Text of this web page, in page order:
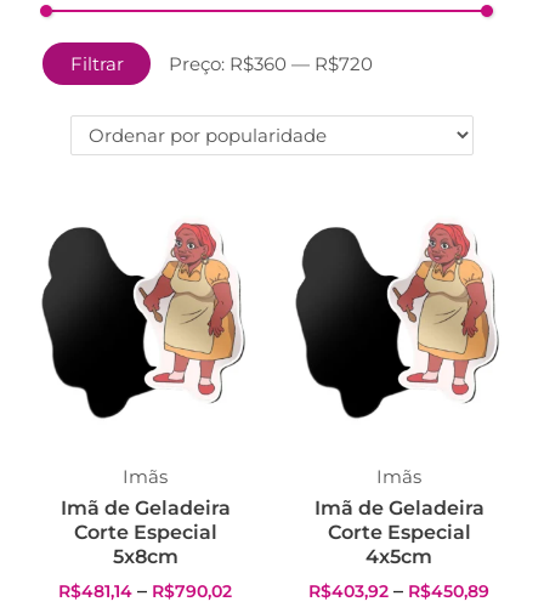
Filtrar Preço: R$360 — R$720
Imãs
Imã de Geladeira
Corte Especial
5x8cm
R$481,14 – R$790,02
Imãs
Imã de Geladeira
Corte Especial
4x5cm
R$403,92 – R$450,89